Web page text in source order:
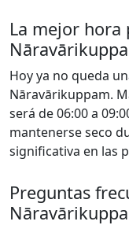
La mejor hora
Hoy ya no queda
Nāravārikuppam.
será de 06:00 a
mantenerse seco
significativa en las
Preguntas